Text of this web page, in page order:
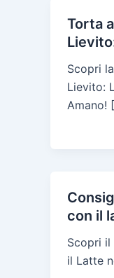
Torta
Scopri
Lievito:
Amano!
con il
Scopri il
il Latte